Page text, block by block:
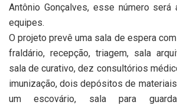
Antônio Gonçalves, esse número será
equipes.
O projeto prevê uma sala de espera
fraldário, recepção, triagem, sala
sala de curativo, dez consultórios
imunização, dois depósitos de
um escovário, sala para